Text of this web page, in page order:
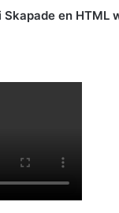
en HTML